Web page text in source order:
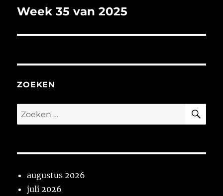
Volgend
Week 35 van 2025
ZOEKEN
Zoeken
naar:
augustus 2026
juli 2026